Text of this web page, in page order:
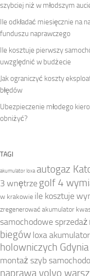
szybciej niż w młodszym
Ile odkładać miesięcznie na
funduszu naprawczego
Ile kosztuje pierwszy
uwzględnić w budżecie
Jak ograniczyć koszty
błędów
Ubezpieczenie młodego
obniżyć?
TAGI
akumulator loxa autogaz
3 wnętrzegolf 4
w krakowie ile kosztuje
zregenerować akumulator
samochodowe sprzedaż
biegów loxa
holowniczych Gdynia
montaż szyb
naprawa volvo